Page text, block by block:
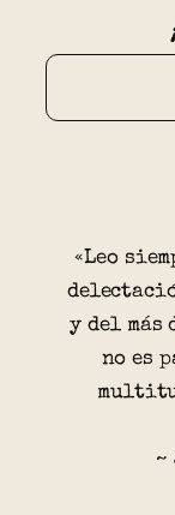
«Leo
y del más
no es
~